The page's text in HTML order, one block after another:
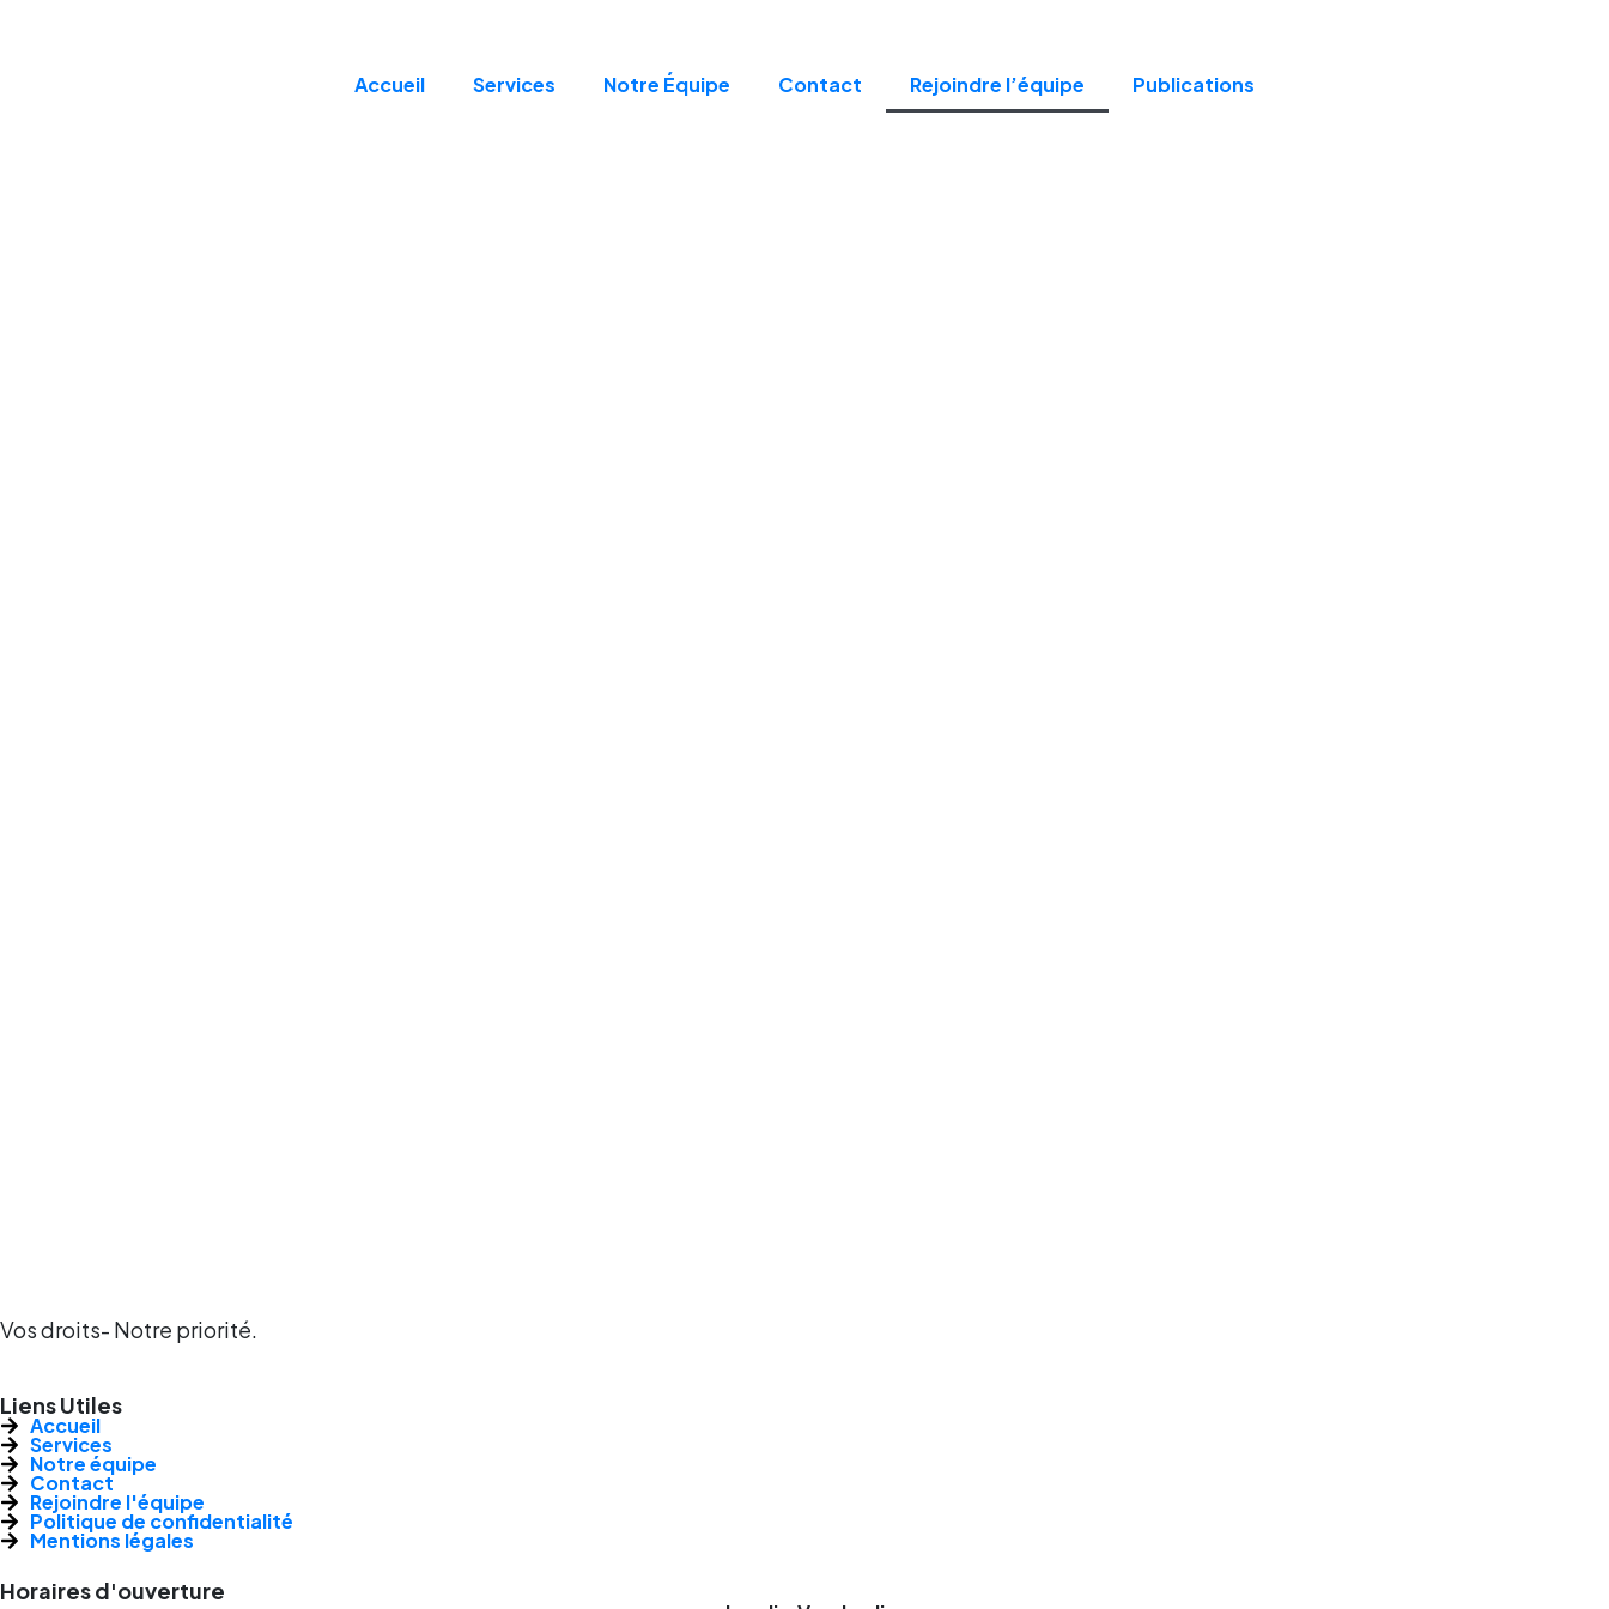
Accueil Services Notre Équipe Contact Rejoindre l’équipe Publications
Vos droits- Notre priorité.
Liens Utiles
Accueil
Services
Notre équipe
Contact
Rejoindre l'équipe
Politique de confidentialité
Mentions légales
Horaires d'ouverture